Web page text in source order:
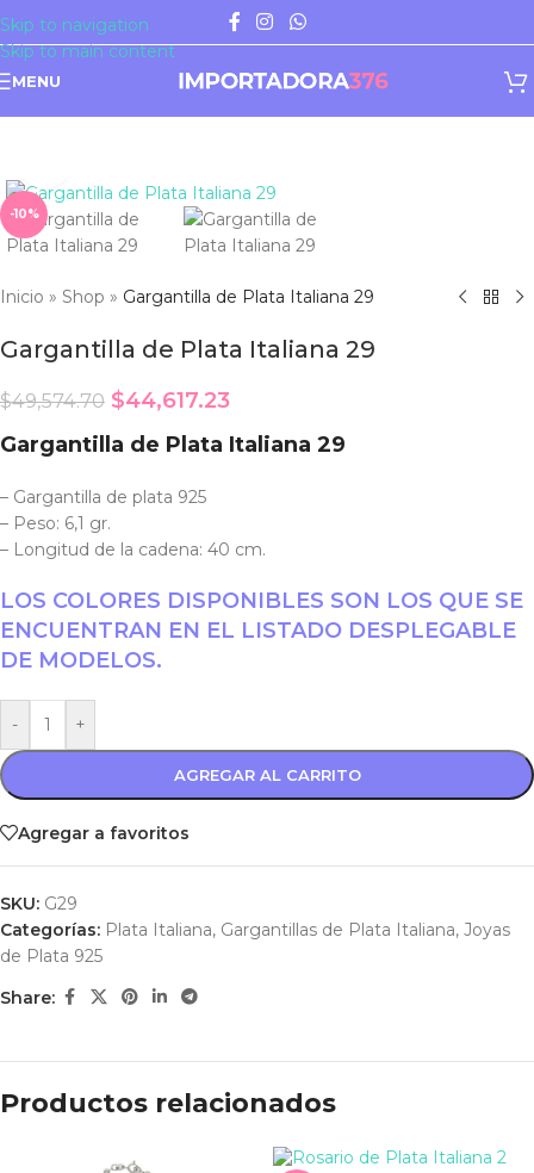
Skip to navigation
Skip to main content
MENU
-10%
Inicio » Shop » Gargantilla de Plata Italiana 29
Gargantilla de Plata Italiana 29
$49,574.70 $44,617.23
Gargantilla de Plata Italiana 29
– Gargantilla de plata 925
– Peso: 6,1 gr.
– Longitud de la cadena: 40 cm.
LOS COLORES DISPONIBLES SON LOS QUE SE
ENCUENTRAN EN EL LISTADO DESPLEGABLE
DE MODELOS.
- +
AGREGAR AL CARRITO
Agregar a favoritos
SKU: G29
Categorías: Plata Italiana, Gargantillas de Plata Italiana, Joyas
de Plata 925
Share:
Productos relacionados